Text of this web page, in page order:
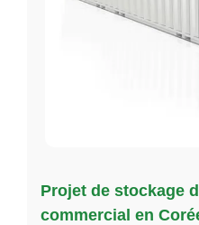
Projet de stockage
commercial en